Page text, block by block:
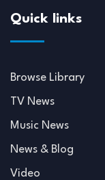
Quick links
Browse Library
TV News
Music News
News & Blog
Video